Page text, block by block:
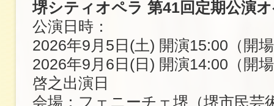
堺シティオペラ 第41回定期公演
公演日時：
2026年9月5日(土) 開演15:00（開
2026年9月6日(日) 開演14:00（
啓之出演日
会場：フェニーチェ堺（堺市民芸